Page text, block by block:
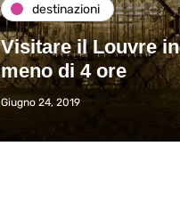
destinazioni
Visitare il Louvre in
meno di 4 ore
Giugno 24, 2019